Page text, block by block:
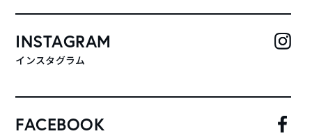
INSTAGRAM
インスタグラム
FACEBOOK